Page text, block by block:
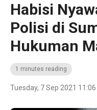
Habisi
Polisi di
Hukuman
1 minutes reading
Tuesday, 7 Sep 2021 11:06